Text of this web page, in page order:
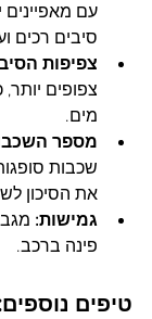
עם מאפיינים
סיבים רכים
צפיפות
צפופים
מים.
מספר
שכבות
את הסיכון
גמישות:
פינה ברכב.
טיפים